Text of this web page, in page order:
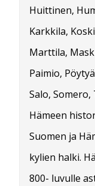
Huittinen,
Karkkila,
Marttila,
Paimio,
Salo,
Hämeen
Suomen ja
kylien halki.
800- luvulle